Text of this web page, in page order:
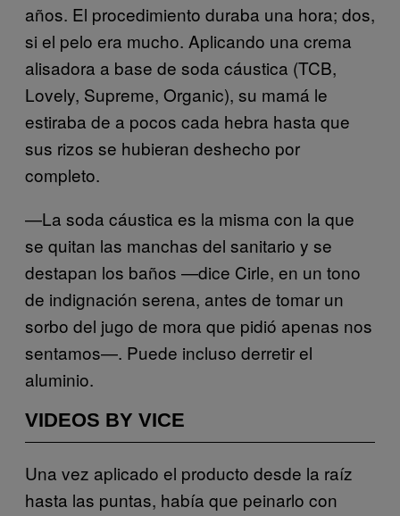
años. El procedimiento duraba una hora; dos,
si el pelo era mucho. Aplicando una crema
alisadora a base de soda cáustica (TCB,
Lovely, Supreme, Organic), su mamá le
estiraba de a pocos cada hebra hasta que
sus rizos se hubieran deshecho por
completo.
—La soda cáustica es la misma con la que
se quitan las manchas del sanitario y se
destapan los baños —dice Cirle, en un tono
de indignación serena, antes de tomar un
sorbo del jugo de mora que pidió apenas nos
sentamos—. Puede incluso derretir el
aluminio.
VIDEOS BY VICE
Una vez aplicado el producto desde la raíz
hasta las puntas, había que peinarlo con